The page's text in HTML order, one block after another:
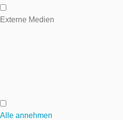
Analytische Cookies
Externe Medien
Externe Medien
Alle annehmen